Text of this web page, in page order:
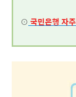
⊙ 국민은행 자